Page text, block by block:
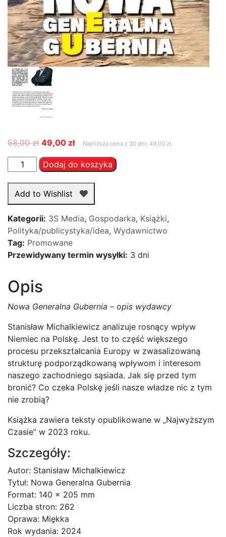
58,00zł Pierwotna
cena
wynosiła:
49,00 złAktualna
cena
wynosi:
Najniższa cena z 30 dni: 49,00 zł
ilość
Nowa
Generalna
Gubernia
Stanisław
Michalkiewicz
Dodaj do koszyka
Add to Wishlist
Kategorii: 3S Media, Gospodarka, Książki,
Polityka/publicystyka/idea, Wydawnictwo
Tag: Promowane
Przewidywany termin wysyłki: 3 dni
Opis
Nowa Generalna Gubernia – opis wydawcy
Stanisław Michalkiewicz analizuje rosnący wpływ
Niemiec na Polskę. Jest to to część większego
procesu przekształcania Europy w zwasalizowaną
strukturę podporządkowaną wpływom i interesom
naszego zachodniego sąsiada. Jak się przed tym
bronić? Co czeka Polskę jeśli nasze władze nic z tym
nie zrobią?
Książka zawiera teksty opublikowane w „Najwyższym
Czasie” w 2023 roku.
Szczegóły:
Autor: Stanisław Michalkiewicz
Tytuł: Nowa Generalna Gubernia
Format: 140 x 205 mm
Liczba stron: 262
Oprawa: Miękka
Rok wydania: 2024